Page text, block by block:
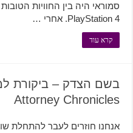
סמוראי היה בין החוויות
PlayStation 4. אחרי …
קרא עוד
Attorney Chronicles
אנחנו חוזרים לעבר להתחלת